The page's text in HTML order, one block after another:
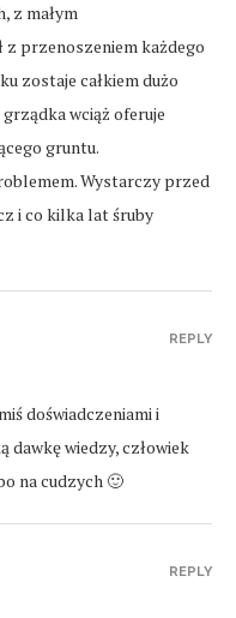
z małym
z przenoszeniem każdego
zostaje całkiem dużo
wciąż oferuje
gruntu.
Wystarczy przed
i co kilka lat śruby
doświadczeniami i
dawkę wiedzy, człowiek
na cudzych 🙂
REPLY
REPLY